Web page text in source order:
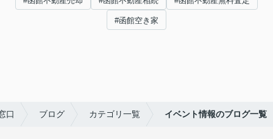
#函館空き家
口 ブログ カテゴリ一覧 イベント情報のブログ一覧